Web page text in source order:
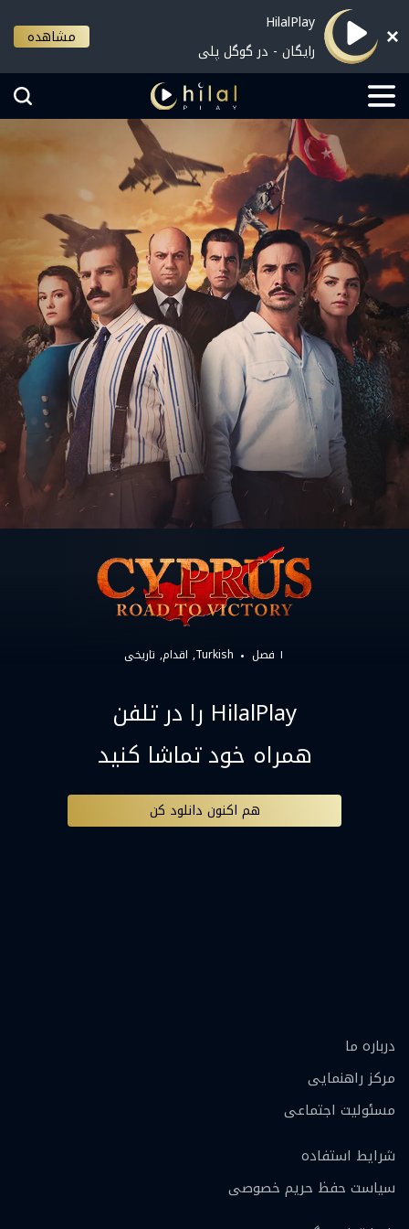
HilalPlay
رایگان - در گوگل پلی
مشاهده
۱ فصل Turkish اقدام تاریخی
HilalPlay را در تلفن
همراه خود تماشا کنید
هم اکنون دانلود کن
درباره ما
مرکز راهنمایی
مسئولیت اجتماعی
شرایط استفاده
سیاست حفظ حریم خصوصی